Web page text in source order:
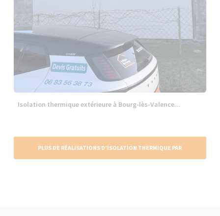
Isolation thermique extérieure à Bourg-lès-Valence...
PLUS DE RÉALISATIONS D’ISOLATION THERMIQUE PAR